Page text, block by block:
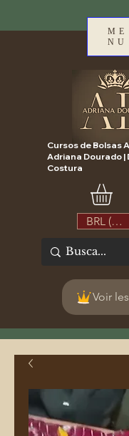
ME
NU
Cursos de Bolsas
Adriana Dourado |
Costura
BRL (R$)